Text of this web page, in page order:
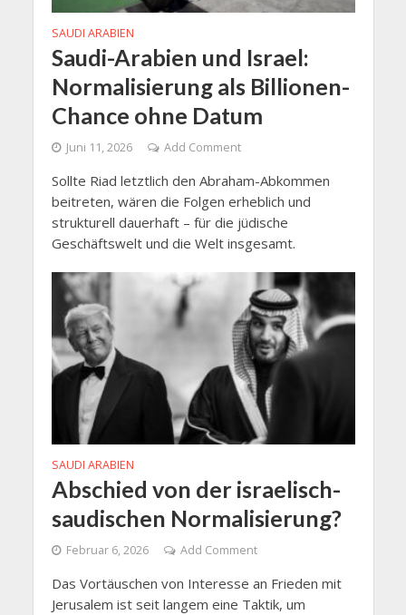
SAUDI ARABIEN
Saudi-Arabien und Israel:
Normalisierung als Billionen-
Chance ohne Datum
Juni 11, 2026 Add Comment
Sollte Riad letztlich den Abraham-Abkommen
beitreten, wären die Folgen erheblich und
strukturell dauerhaft – für die jüdische
Geschäftswelt und die Welt insgesamt.
SAUDI ARABIEN
Abschied von der israelisch-
saudischen Normalisierung?
Februar 6, 2026 Add Comment
Das Vortäuschen von Interesse an Frieden mit
Jerusalem ist seit langem eine Taktik, um